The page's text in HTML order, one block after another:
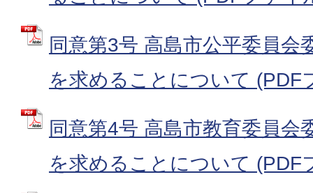
同意第3号 高島市公平委員会
を求めることについて (PDF
同意第4号 高島市教育委員会
を求めることについて (PDF